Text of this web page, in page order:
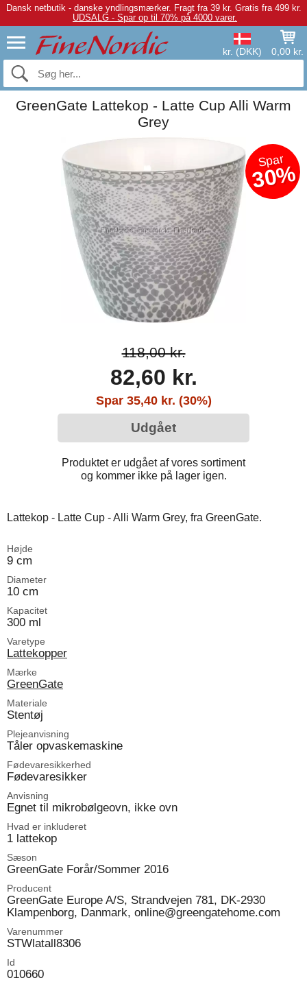
Dansk netbutik - danske yndlingsmærker. Fragt fra 39 kr. Gratis fra 499 kr.
UDSALG - Spar op til 70% på 4000 varer.
kr. (DKK) 0,00 kr.
GreenGate Lattekop - Latte Cup Alli Warm
Grey
Spar
30%
118,00 kr.
82,60 kr.
Spar 35,40 kr. (30%)
Udgået
Produktet er udgået af vores sortiment
og kommer ikke på lager igen.
Lattekop - Latte Cup - Alli Warm Grey, fra GreenGate.
Højde
9 cm
Diameter
10 cm
Kapacitet
300 ml
Varetype
Lattekopper
Mærke
GreenGate
Materiale
Stentøj
Plejeanvisning
Tåler opvaskemaskine
Fødevaresikkerhed
Fødevaresikker
Anvisning
Egnet til mikrobølgeovn, ikke ovn
Hvad er inkluderet
1 lattekop
Sæson
GreenGate Forår/Sommer 2016
Producent
GreenGate Europe A/S, Strandvejen 781, DK-2930
Klampenborg, Danmark, online@greengatehome.com
Varenummer
STWlatall8306
Id
010660